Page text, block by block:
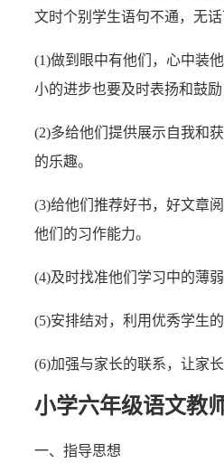
文时个别学生语句不通，无
(1)做到眼中有他们，心中装
小的进步也要及时表扬和鼓
(2)多给他们提供展示自我和
的乐趣。
(3)给他们推荐好书，好文章
他们的习作能力。
(4)及时找准他们学习中的薄
(5)安排结对，利用优秀学生
(6)加强与家长的联系，让家
小学六年级语文教
一、指导思想